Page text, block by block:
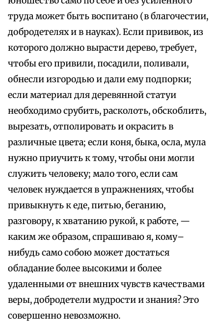
труда может быть воспитано (в благочестии,
добродетелях и в науках). Если прививок, из
которого должно вырасти дерево, требует,
чтобы его привили, посадили, поливали,
обнесли изгородью и дали ему подпорки;
если материал для деревянной статуи
необходимо срубить, расколоть, обскоблить,
вырезать, отполировать и окрасить в
различные цвета; если коня, быка, осла, мула
нужно приучить к тому, чтобы они могли
служить человеку; мало того, если сам
человек нуждается в упражнениях, чтобы
привыкнуть к еде, питью, беганию,
разговору, к хватанию рукой, к работе, —
каким же образом, спрашиваю я, кому–
нибудь само собою может достаться
обладание более высокими и более
удаленными от внешних чувств качествами
веры, добродетели мудрости и знания? Это
совершенно невозможно.